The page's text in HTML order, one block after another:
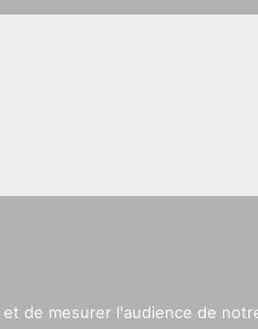
de mesurer l'audience de